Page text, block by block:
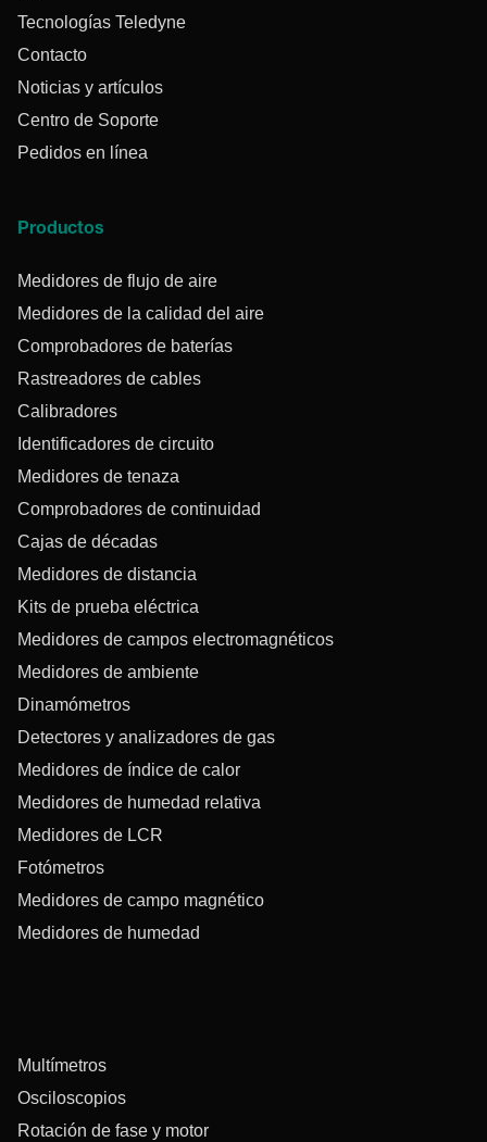
Tecnologías Teledyne
Contacto
Noticias y artículos
Centro de Soporte
Pedidos en línea
Productos
Medidores de flujo de aire
Medidores de la calidad del aire
Comprobadores de baterías
Rastreadores de cables
Calibradores
Identificadores de circuito
Medidores de tenaza
Comprobadores de continuidad
Cajas de décadas
Medidores de distancia
Kits de prueba eléctrica
Medidores de campos electromagnéticos
Medidores de ambiente
Dinamómetros
Detectores y analizadores de gas
Medidores de índice de calor
Medidores de humedad relativa
Medidores de LCR
Fotómetros
Medidores de campo magnético
Medidores de humedad
Multímetros
Osciloscopios
Rotación de fase y motor